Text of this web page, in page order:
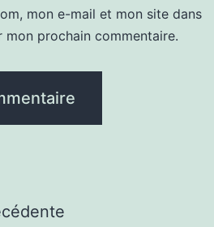
mon e-mail et mon site dans
mon prochain commentaire.